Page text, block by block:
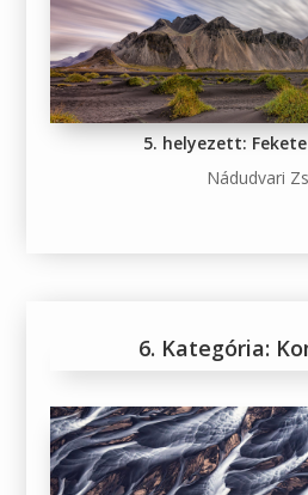
5. helyezett:
Nádudvari
6. Kategória: